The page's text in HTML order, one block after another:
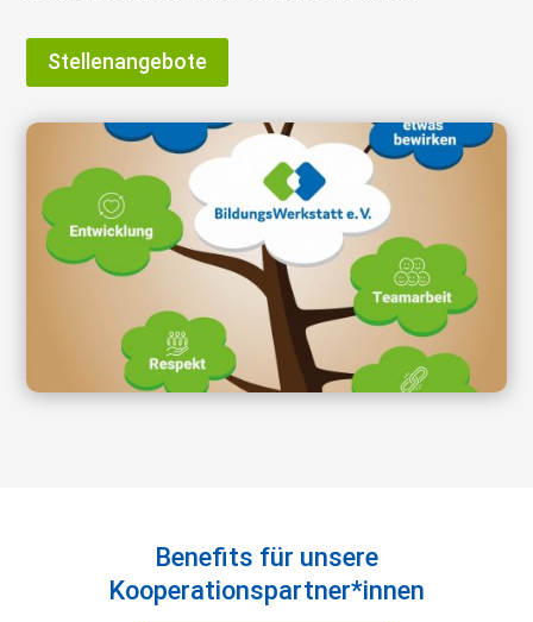
Stellenangebote
Benefits für unsere
Kooperationspartner*innen